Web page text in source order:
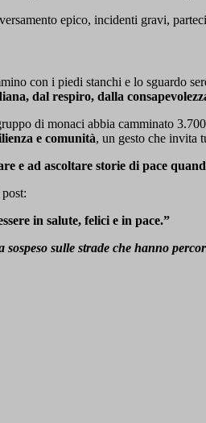
epico, incidenti gravi,
con i piedi stanchi e lo sguardo
dal respiro, dalla
di monaci abbia camminato
e comunità, un gesto che invita
e ad ascoltare storie di pace
in salute, felici e in pace.”
sospeso sulle strade che hanno